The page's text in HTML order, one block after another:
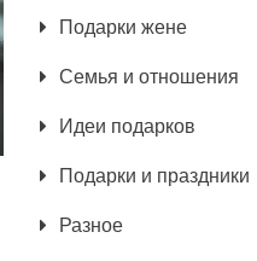
Подарки жене
Семья и отношения
Идеи подарков
Подарки и праздники
Разное